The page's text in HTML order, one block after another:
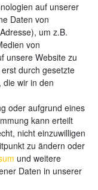
auf unserer
Daten von
um z.B.
von
unsere Website zu
durch gesetzte
die wir in den
oder aufgrund eines
kann erteilt
nicht einzuwilligen
zu ändern oder
und weitere
Daten in unserer